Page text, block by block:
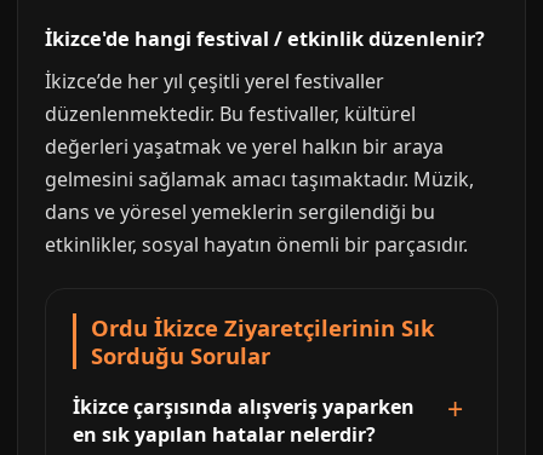
İkizce'de hangi festival / etkinlik düzenlenir?
İkizce’de her yıl çeşitli yerel festivaller
düzenlenmektedir. Bu festivaller, kültürel
değerleri yaşatmak ve yerel halkın bir araya
gelmesini sağlamak amacı taşımaktadır. Müzik,
dans ve yöresel yemeklerin sergilendiği bu
etkinlikler, sosyal hayatın önemli bir parçasıdır.
Ordu İkizce Ziyaretçilerinin Sık
Sorduğu Sorular
İkizce çarşısında alışveriş yaparken
en sık yapılan hatalar nelerdir?